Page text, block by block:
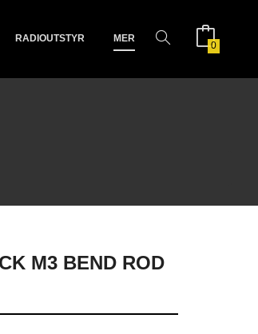
RADIOUTSTYR MER
0
M3 BEND ROD